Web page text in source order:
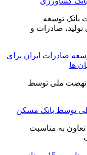
توسعه صادرات ایران برای
ها